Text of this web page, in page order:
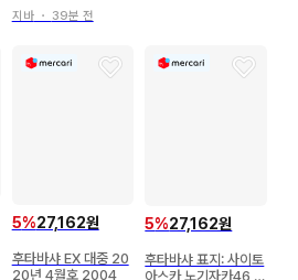
지바・ 39분 전
5%27,162원
후타바샤 EX 대중 20
20년 4월호 2004
5%27,162원
후타바샤 표지: 사이토
아스카 노기자카46 E